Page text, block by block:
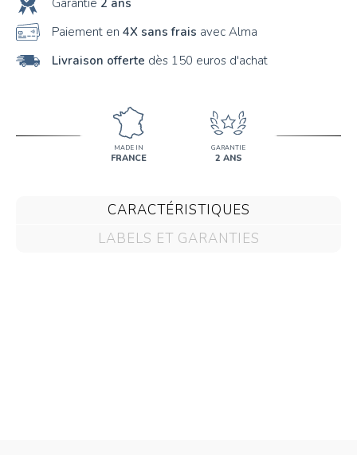
Garantie 2 ans
Paiement en 4X sans frais avec Alma
Livraison offerte dès 150 euros d'achat
MADE IN
FRANCE
GARANTIE
2 ANS
CARACTÉRISTIQUES
LABELS ET GARANTIES